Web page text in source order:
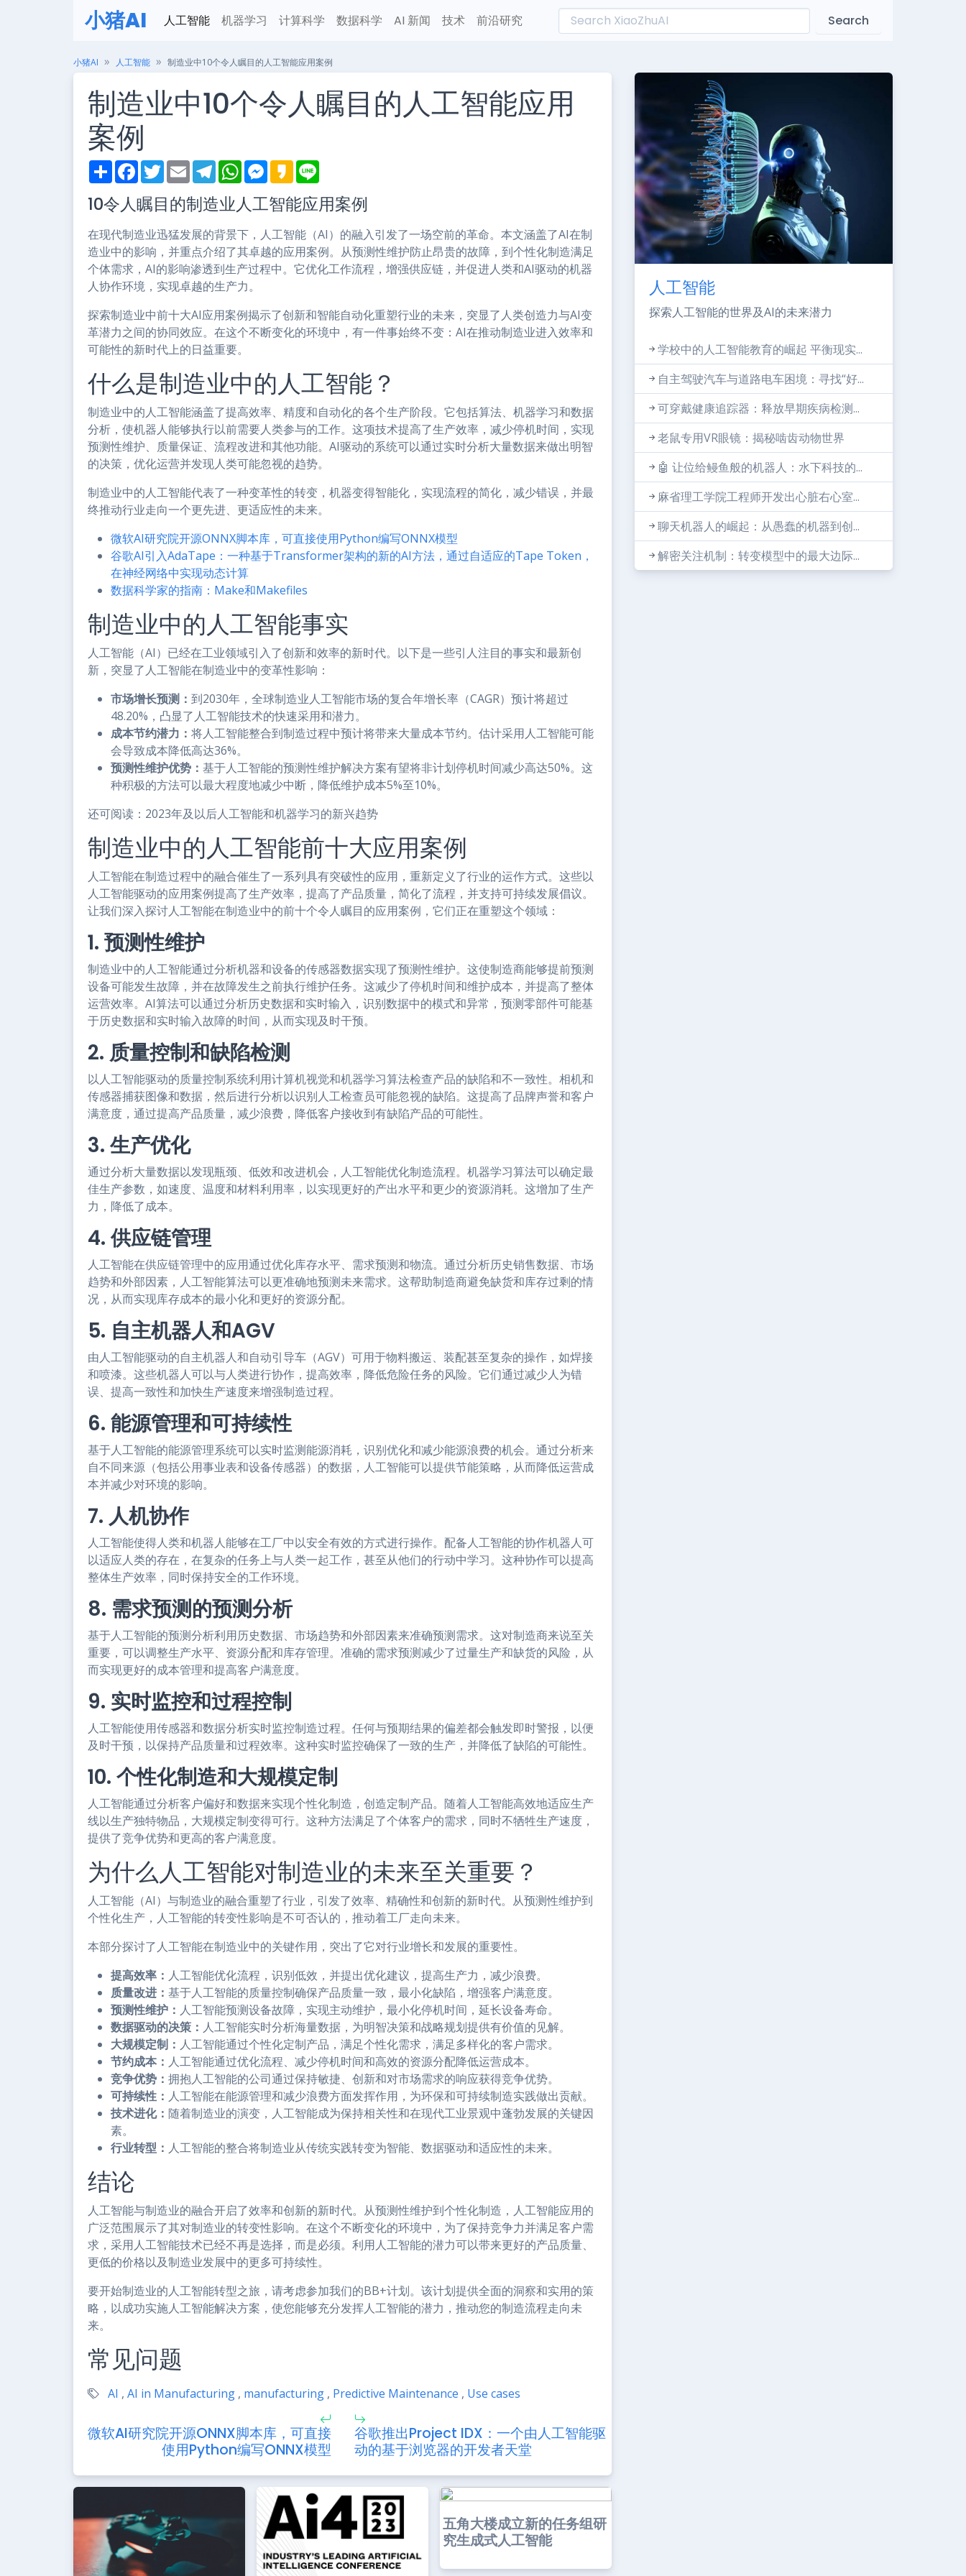
小猪AI 人工智能 机器学习 计算科学 数据科学 AI 新闻 技术 前沿研究 Search
小猪AI 人工智能 制造业中10个令人瞩目的人工智能应用案例
制造业中10个令人瞩目的人工智能应用
案例
S
h
r
e
F
a
e
b
o
k
T
w
t
t
r
E
m
i
l
T
e
e
g
a
m
W
h
t
s
p
p
M
e
s
e
g
e
r
K
a
a
o
e
10令人瞩目的制造业人工智能应用案例
在现代制造业迅猛发展的背景下，人工智能（AI）的融入引发了一场空前的革命。本文涵盖了AI在制
造业中的影响，并重点介绍了其卓越的应用案例。从预测性维护防止昂贵的故障，到个性化制造满足
个体需求，AI的影响渗透到生产过程中。它优化工作流程，增强供应链，并促进人类和AI驱动的机器
人协作环境，实现卓越的生产力。
探索制造业中前十大AI应用案例揭示了创新和智能自动化重塑行业的未来，突显了人类创造力与AI变
革潜力之间的协同效应。在这个不断变化的环境中，有一件事始终不变：AI在推动制造业进入效率和
可能性的新时代上的日益重要。
什么是制造业中的人工智能？
制造业中的人工智能涵盖了提高效率、精度和自动化的各个生产阶段。它包括算法、机器学习和数据
分析，使机器人能够执行以前需要人类参与的工作。这项技术提高了生产效率，减少停机时间，实现
预测性维护、质量保证、流程改进和其他功能。AI驱动的系统可以通过实时分析大量数据来做出明智
的决策，优化运营并发现人类可能忽视的趋势。
制造业中的人工智能代表了一种变革性的转变，机器变得智能化，实现流程的简化，减少错误，并最
终推动行业走向一个更先进、更适应性的未来。
微软AI研究院开源ONNX脚本库，可直接使用Python编写ONNX模型
谷歌AI引入AdaTape：一种基于Transformer架构的新的AI方法，通过自适应的Tape Token，
在神经网络中实现动态计算
数据科学家的指南：Make和Makefiles
制造业中的人工智能事实
人工智能（AI）已经在工业领域引入了创新和效率的新时代。以下是一些引人注目的事实和最新创
新，突显了人工智能在制造业中的变革性影响：
市场增长预测： 到2030年，全球制造业人工智能市场的复合年增长率（CAGR）预计将超过
48.20%，凸显了人工智能技术的快速采用和潜力。
成本节约潜力： 将人工智能整合到制造过程中预计将带来大量成本节约。估计采用人工智能可能
会导致成本降低高达36%。
预测性维护优势： 基于人工智能的预测性维护解决方案有望将非计划停机时间减少高达50%。这
种积极的方法可以最大程度地减少中断，降低维护成本5%至10%。
还可阅读：2023年及以后人工智能和机器学习的新兴趋势
制造业中的人工智能前十大应用案例
人工智能在制造过程中的融合催生了一系列具有突破性的应用，重新定义了行业的运作方式。这些以
人工智能驱动的应用案例提高了生产效率，提高了产品质量，简化了流程，并支持可持续发展倡议。
让我们深入探讨人工智能在制造业中的前十个令人瞩目的应用案例，它们正在重塑这个领域：
1. 预测性维护
制造业中的人工智能通过分析机器和设备的传感器数据实现了预测性维护。这使制造商能够提前预测
设备可能发生故障，并在故障发生之前执行维护任务。这减少了停机时间和维护成本，并提高了整体
运营效率。AI算法可以通过分析历史数据和实时输入，识别数据中的模式和异常，预测零部件可能基
于历史数据和实时输入故障的时间，从而实现及时干预。
2. 质量控制和缺陷检测
以人工智能驱动的质量控制系统利用计算机视觉和机器学习算法检查产品的缺陷和不一致性。相机和
传感器捕获图像和数据，然后进行分析以识别人工检查员可能忽视的缺陷。这提高了品牌声誉和客户
满意度，通过提高产品质量，减少浪费，降低客户接收到有缺陷产品的可能性。
3. 生产优化
通过分析大量数据以发现瓶颈、低效和改进机会，人工智能优化制造流程。机器学习算法可以确定最
佳生产参数，如速度、温度和材料利用率，以实现更好的产出水平和更少的资源消耗。这增加了生产
力，降低了成本。
4. 供应链管理
人工智能在供应链管理中的应用通过优化库存水平、需求预测和物流。通过分析历史销售数据、市场
趋势和外部因素，人工智能算法可以更准确地预测未来需求。这帮助制造商避免缺货和库存过剩的情
况，从而实现库存成本的最小化和更好的资源分配。
5. 自主机器人和AGV
由人工智能驱动的自主机器人和自动引导车（AGV）可用于物料搬运、装配甚至复杂的操作，如焊接
和喷漆。这些机器人可以与人类进行协作，提高效率，降低危险任务的风险。它们通过减少人为错
误、提高一致性和加快生产速度来增强制造过程。
6. 能源管理和可持续性
基于人工智能的能源管理系统可以实时监测能源消耗，识别优化和减少能源浪费的机会。通过分析来
自不同来源（包括公用事业表和设备传感器）的数据，人工智能可以提供节能策略，从而降低运营成
本并减少对环境的影响。
7. 人机协作
人工智能使得人类和机器人能够在工厂中以安全有效的方式进行操作。配备人工智能的协作机器人可
以适应人类的存在，在复杂的任务上与人类一起工作，甚至从他们的行动中学习。这种协作可以提高
整体生产效率，同时保持安全的工作环境。
8. 需求预测的预测分析
基于人工智能的预测分析利用历史数据、市场趋势和外部因素来准确预测需求。这对制造商来说至关
重要，可以调整生产水平、资源分配和库存管理。准确的需求预测减少了过量生产和缺货的风险，从
而实现更好的成本管理和提高客户满意度。
9. 实时监控和过程控制
人工智能使用传感器和数据分析实时监控制造过程。任何与预期结果的偏差都会触发即时警报，以便
及时干预，以保持产品质量和过程效率。这种实时监控确保了一致的生产，并降低了缺陷的可能性。
10. 个性化制造和大规模定制
人工智能通过分析客户偏好和数据来实现个性化制造，创造定制产品。随着人工智能高效地适应生产
线以生产独特物品，大规模定制变得可行。这种方法满足了个体客户的需求，同时不牺牲生产速度，
提供了竞争优势和更高的客户满意度。
为什么人工智能对制造业的未来至关重要？
人工智能（AI）与制造业的融合重塑了行业，引发了效率、精确性和创新的新时代。从预测性维护到
个性化生产，人工智能的转变性影响是不可否认的，推动着工厂走向未来。
本部分探讨了人工智能在制造业中的关键作用，突出了它对行业增长和发展的重要性。
提高效率： 人工智能优化流程，识别低效，并提出优化建议，提高生产力，减少浪费。
质量改进： 基于人工智能的质量控制确保产品质量一致，最小化缺陷，增强客户满意度。
预测性维护： 人工智能预测设备故障，实现主动维护，最小化停机时间，延长设备寿命。
数据驱动的决策： 人工智能实时分析海量数据，为明智决策和战略规划提供有价值的见解。
大规模定制： 人工智能通过个性化定制产品，满足个性化需求，满足多样化的客户需求。
节约成本： 人工智能通过优化流程、减少停机时间和高效的资源分配降低运营成本。
竞争优势： 拥抱人工智能的公司通过保持敏捷、创新和对市场需求的响应获得竞争优势。
可持续性： 人工智能在能源管理和减少浪费方面发挥作用，为环保和可持续制造实践做出贡献。
技术进化： 随着制造业的演变，人工智能成为保持相关性和在现代工业景观中蓬勃发展的关键因
素。
行业转型： 人工智能的整合将制造业从传统实践转变为智能、数据驱动和适应性的未来。
结论
人工智能与制造业的融合开启了效率和创新的新时代。从预测性维护到个性化制造，人工智能应用的
广泛范围展示了其对制造业的转变性影响。在这个不断变化的环境中，为了保持竞争力并满足客户需
求，采用人工智能技术已经不再是选择，而是必须。利用人工智能的潜力可以带来更好的产品质量、
更低的价格以及制造业发展中的更多可持续性。
要开始制造业的人工智能转型之旅，请考虑参加我们的BB+计划。该计划提供全面的洞察和实用的策
略，以成功实施人工智能解决方案，使您能够充分发挥人工智能的潜力，推动您的制造流程走向未
来。
常见问题
AI , AI in Manufacturing , manufacturing , Predictive Maintenance , Use cases
微软AI研究院开源ONNX脚本库，可直接
使用Python编写ONNX模型
谷歌推出Project IDX：一个由人工智能驱
动的基于浏览器的开发者天堂
五角大楼成立新的任务组研
究生成式人工智能
人工智能
探索人工智能的世界及AI的未来潜力
学校中的人工智能教育的崛起 平衡现实...
自主驾驶汽车与道路电车困境：寻找“好...
可穿戴健康追踪器：释放早期疾病检测...
老鼠专用VR眼镜：揭秘啮齿动物世界
🤖 让位给鳗鱼般的机器人：水下科技的...
麻省理工学院工程师开发出心脏右心室...
聊天机器人的崛起：从愚蠢的机器到创...
解密关注机制：转变模型中的最大边际...